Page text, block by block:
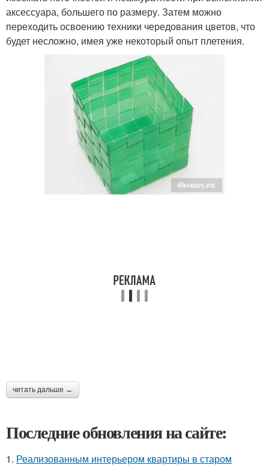
аксессуара, большего по размеру. Затем можно
переходить освоению техники чередования цветов, что
будет несложно, имея уже некоторый опыт плетения.
читать дальше →
Последние обновления на сайте:
1. Реализованным интерьером квартиры в старом